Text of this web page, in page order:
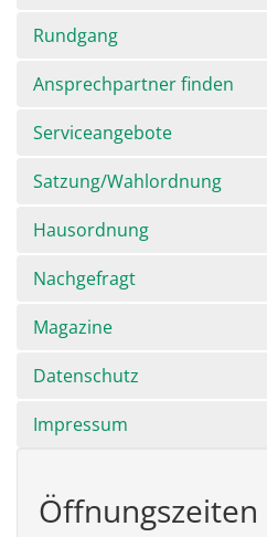
Rundgang
Ansprechpartner finden
Serviceangebote
Satzung/Wahlordnung
Hausordnung
Nachgefragt
Magazine
Datenschutz
Impressum
Öffnungszeiten